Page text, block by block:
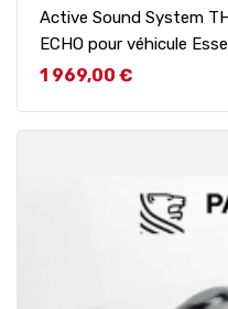
Active Sound System
ECHO pour véhicule
Prix
1 969,00 €